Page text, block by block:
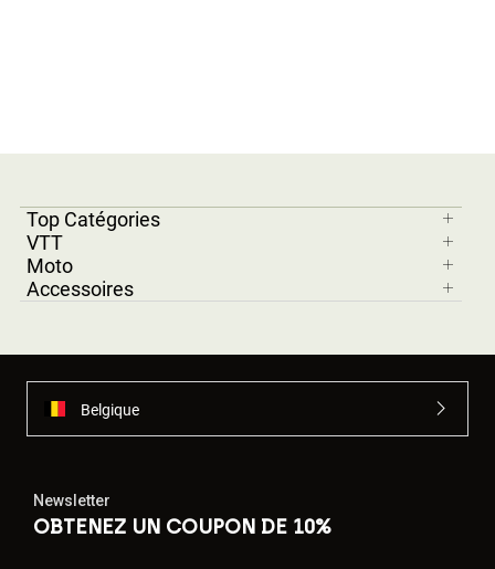
Top Catégories
VTT
Moto
Accessoires
Belgique
Newsletter
OBTENEZ UN COUPON DE 10%